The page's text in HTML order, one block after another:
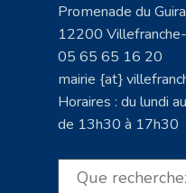
Promenade du
12200
05 65 65 16 20
mairie {at}
Horaires : du lundi
de 13h30 à 17h30
Rechercher